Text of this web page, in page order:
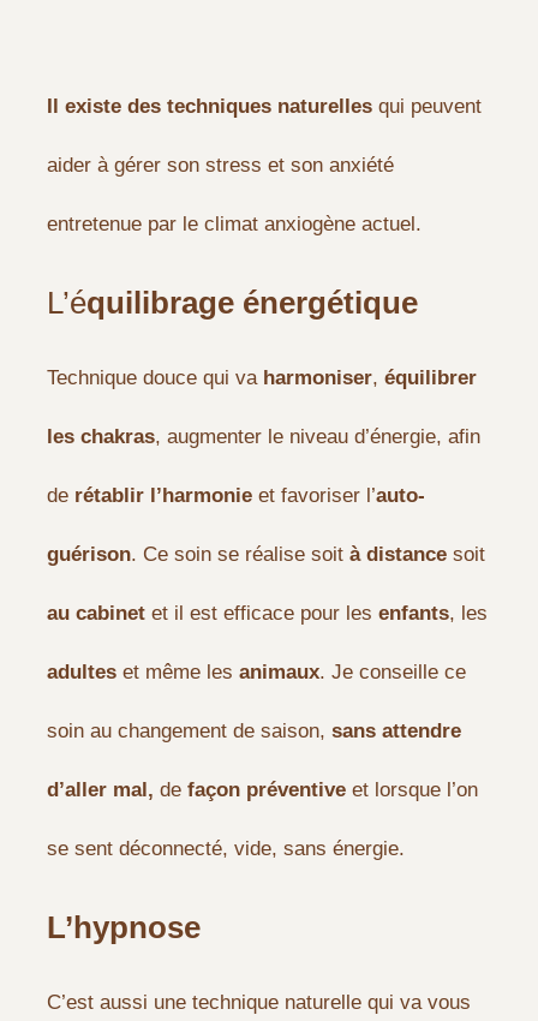
Il existe des techniques naturelles qui peuvent
aider à gérer son stress et son anxiété
entretenue par le climat anxiogène actuel.
L’équilibrage énergétique
Technique douce qui va harmoniser, équilibrer
les chakras, augmenter le niveau d’énergie, afin
de rétablir l’harmonie et favoriser l’auto-
guérison. Ce soin se réalise soit à distance soit
au cabinet et il est efficace pour les enfants, les
adultes et même les animaux. Je conseille ce
soin au changement de saison, sans attendre
d’aller mal, de façon préventive et lorsque l’on
se sent déconnecté, vide, sans énergie.
L’hypnose
C’est aussi une technique naturelle qui va vous